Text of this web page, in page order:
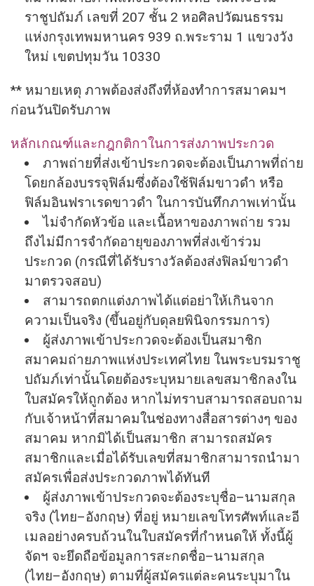
ราชูปถัมภ์ เลขที่ 207 ชั้น 2 หอศิลปวัฒนธรรม
แห่งกรุงเทพมหานคร 939 ถ.พระราม 1 แขวงวัง
ใหม่ เขตปทุมวัน 10330
** หมายเหตุ ภาพต้องส่งถึงที่ห้องทำการสมาคมฯ
ก่อนวันปิดรับภาพ
หลักเกณฑ์และกฎกติกาในการส่งภาพประกวด
ภาพถ่ายที่ส่งเข้าประกวดจะต้องเป็นภาพที่ถ่าย
โดยกล้องบรรจุฟิล์มซึ่งต้องใช้ฟิล์มขาวดํา หรือ
ฟิล์มอินฟราเรดขาวดํา ในการบันทึกภาพเท่านั้น
ไม่จํากัดหัวข้อ และเนื้อหาของภาพถ่าย รวม
ถึงไม่มีการจํากัดอายุของภาพที่ส่งเข้าร่วม
ประกวด (กรณีที่ได้รับรางวัลต้องส่งฟิลม์ขาวดํา
มาตรวจสอบ)
สามารถตกแต่งภาพได้แต่อย่าให้เกินจาก
ความเป็นจริง (ขึ้นอยู่กับดุลยพินิจกรรมการ)
ผู้ส่งภาพเข้าประกวดจะต้องเป็นสมาชิก
สมาคมถ่ายภาพแห่งประเทศไทย ในพระบรมราชู
ปถัมภ์เท่านั้นโดยต้องระบุหมายเลขสมาชิกลงใน
ใบสมัครให้ถูกต้อง หากไม่ทราบสามารถสอบถาม
กับเจ้าหน้าที่สมาคมในช่องทางสื่อสารต่างๆ ของ
สมาคม หากมิได้เป็นสมาชิก สามารถสมัคร
สมาชิกและเมื่อได้รับเลขที่สมาชิกสามารถนำมา
สมัครเพื่อส่งประกวดภาพได้ทันที
ผู้ส่งภาพเข้าประกวดจะต้องระบุชื่อ–นามสกุล
จริง (ไทย–อังกฤษ) ที่อยู่ หมายเลขโทรศัพท์และอี
เมลอย่างครบถ้วนในใบสมัครที่กําหนดให้ ทั้งนี้ผู้
จัดฯ จะยึดถือข้อมูลการสะกดชื่อ–นามสกุล
(ไทย–อังกฤษ) ตามที่ผู้สมัครแต่ละคนระบุมาใน